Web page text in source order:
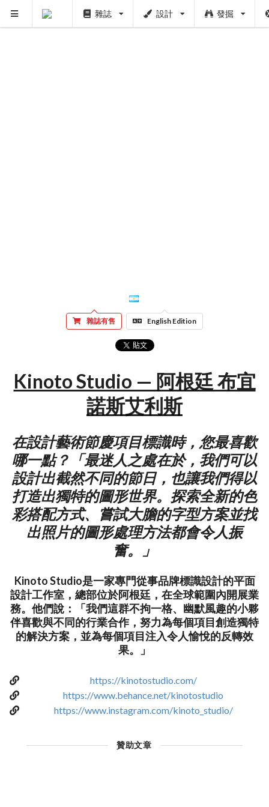
雜誌 設計 發掘
雜誌有售 English Edition
Kinoto Studio — 阿根廷 布宜
諾斯艾利斯
在設計藝術節慶項目標識時，您最喜歡
哪一點？「最迷人之處在於，我們可以
設計出截然不同的節日，也讓我們得以
打造出獨特的圖形世界。探索全新的色
彩搭配方式、嘗試大膽的字型方案並找
出照片的圖形處理方法都會令人振
奮。」
Kinoto Studio是一家專門從事品牌標識設計的平面
設計工作室，總部位於阿根廷，在全球範圍內開展業
務。他們說：「我們這群不拘一格、幽默風趣的小夥
伴喜歡與不同的行業合作，努力為每個項目創造獨特
的解決方案，並為每個項目注入令人愉悅的反轉效
果。」
https://kinotostudio.com/
https://www.behance.net/kinotostudio
https://www.instagram.com/kinoto_studio/
贊助文章